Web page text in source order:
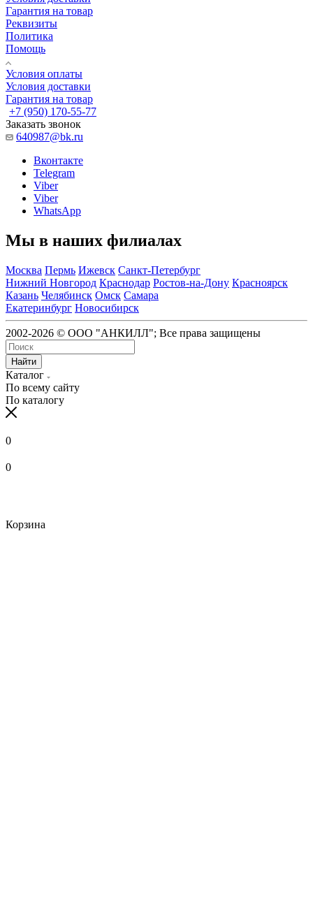
Гарантия на товар
Реквизиты
Политика
Помощь
Условия оплаты
Условия доставки
Гарантия на товар
+7 (950) 170-55-77
Заказать звонок
640987@bk.ru
Вконтакте
Telegram
Viber
Viber
WhatsApp
Мы в наших филиалах
Москва Пермь Ижевск Санкт-Петербург
Нижний Новгород Краснодар Ростов-на-Дону Красноярск
Казань Челябинск Омск Самара
Екатеринбург Новосибирск
2002-2026 © ООО "АНКИЛЛ"; Все права защищены
Найти
Каталог
По всему сайту
По каталогу
0
0
Корзина